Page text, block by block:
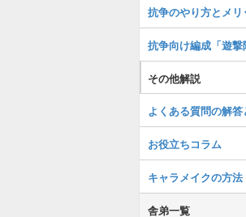
抗争のやり方とメリ
抗争向け編成「遊撃
その他解説
よくある質問の解
お役立ちコラム
キャラメイクの方法
舎弟一覧